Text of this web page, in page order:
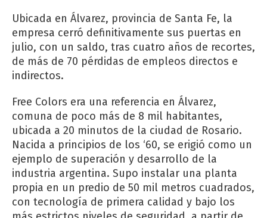
Ubicada en Álvarez, provincia de Santa Fe, la
empresa cerró definitivamente sus puertas en
julio, con un saldo, tras cuatro años de recortes,
de más de 70 pérdidas de empleos directos e
indirectos.
Free Colors era una referencia en Álvarez,
comuna de poco más de 8 mil habitantes,
ubicada a 20 minutos de la ciudad de Rosario.
Nacida a principios de los ‘60, se erigió como un
ejemplo de superación y desarrollo de la
industria argentina. Supo instalar una planta
propia en un predio de 50 mil metros cuadrados,
con tecnología de primera calidad y bajo los